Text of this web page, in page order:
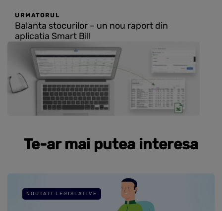
URMATORUL
Balanta stocurilor – un nou raport din
aplicatia Smart Bill
Te-ar mai putea interesa
NOUTATI LEGISLATIVE